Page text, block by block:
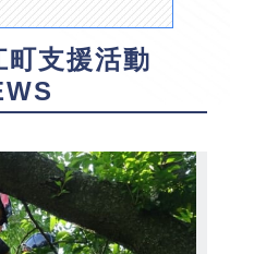
町支援活動